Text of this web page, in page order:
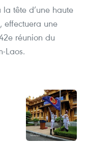
tête d’une haute
effectuera une
réunion du
Laos.